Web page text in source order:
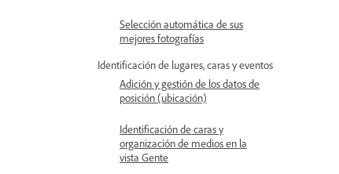
Selección automática de sus
mejores fotografías
Identificación de lugares, caras y eventos
Adición y gestión de los datos de
posición (ubicación)
Identificación de caras y
organización de medios en la
vista Gente